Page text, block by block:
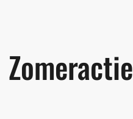
Zomeractie